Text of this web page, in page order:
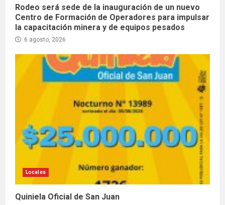
Rodeo será sede de la inauguración de un nuevo
Centro de Formación de Operadores para impulsar
la capacitación minera y de equipos pesados
6 agosto, 2026
Locales
Quiniela Oficial de San Juan